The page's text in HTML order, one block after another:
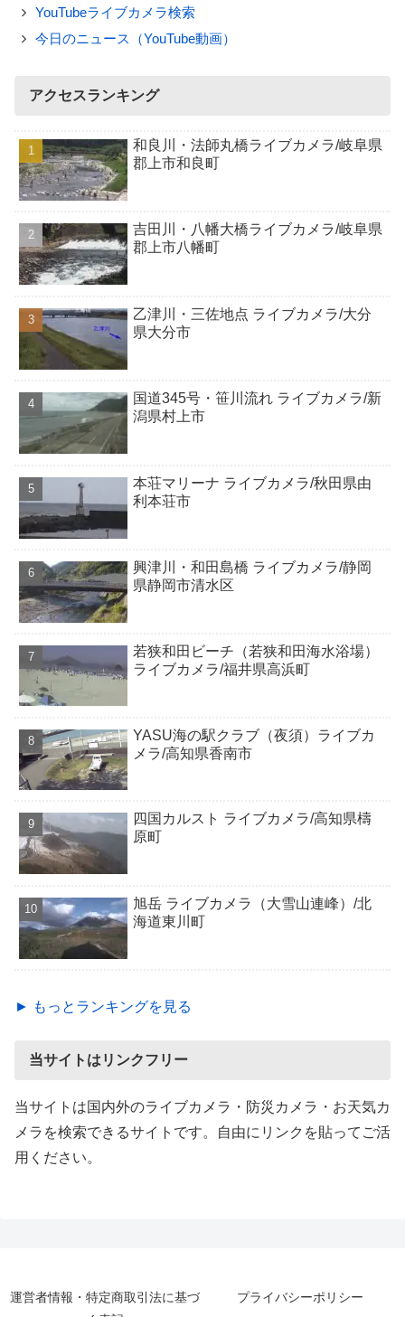
YouTubeライブカメラ検索
今日のニュース（YouTube動画）
アクセスランキング
和良川・法師丸橋ライブカメラ/岐阜県
郡上市和良町
吉田川・八幡大橋ライブカメラ/岐阜県
郡上市八幡町
乙津川・三佐地点 ライブカメラ/大分
県大分市
国道345号・笹川流れ ライブカメラ/新
潟県村上市
本荘マリーナ ライブカメラ/秋田県由
利本荘市
興津川・和田島橋 ライブカメラ/静岡
県静岡市清水区
若狭和田ビーチ（若狭和田海水浴場）
ライブカメラ/福井県高浜町
YASU海の駅クラブ（夜須）ライブカ
メラ/高知県香南市
四国カルスト ライブカメラ/高知県檮
原町
旭岳 ライブカメラ（大雪山連峰）/北
海道東川町
► もっとランキングを見る
当サイトはリンクフリー
当サイトは国内外のライブカメラ・防災カメラ・お天気カ
メラを検索できるサイトです。自由にリンクを貼ってご活
用ください。
運営者情報・特定商取引法に基づ
プライバシーポリシー